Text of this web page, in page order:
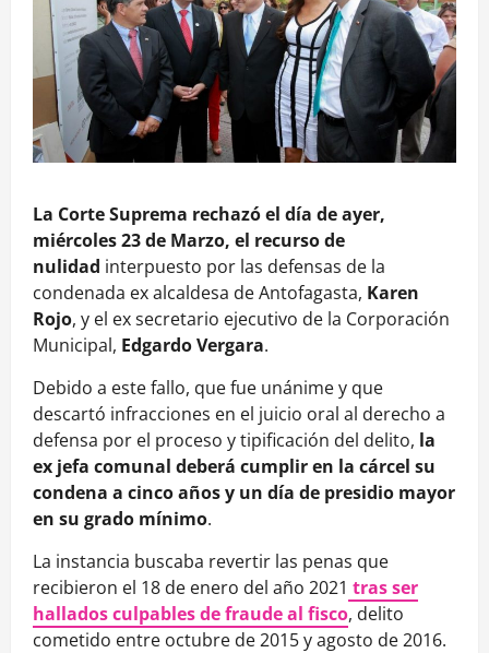
La Corte Suprema rechazó el día de ayer,
miércoles 23 de Marzo, el recurso de
nulidad interpuesto por las defensas de la
condenada ex alcaldesa de Antofagasta, Karen
Rojo, y el ex secretario ejecutivo de la Corporación
Municipal, Edgardo Vergara.
Debido a este fallo, que fue unánime y que
descartó infracciones en el juicio oral al derecho a
defensa por el proceso y tipificación del delito, la
ex jefa comunal deberá cumplir en la cárcel su
condena a cinco años y un día de presidio mayor
en su grado mínimo.
La instancia buscaba revertir las penas que
recibieron el 18 de enero del año 2021 tras ser
hallados culpables de fraude al fisco, delito
cometido entre octubre de 2015 y agosto de 2016.